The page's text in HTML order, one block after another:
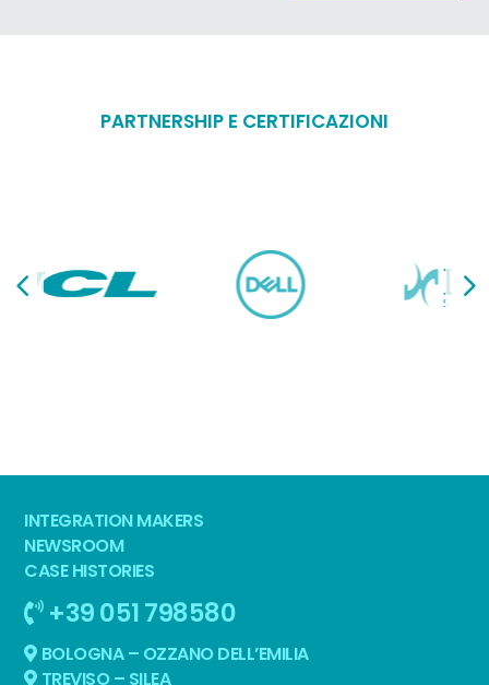
PARTNERSHIP E CERTIFICAZIONI
INTEGRATION MAKERS
NEWSROOM
CASE HISTORIES
+39 051 798580
BOLOGNA – OZZANO DELL’EMILIA
TREVISO – SILEA